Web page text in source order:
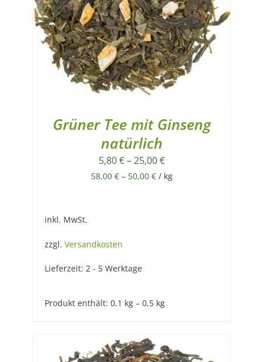
Grüner Tee mit Ginseng
natürlich
5,80€–25,00€
58,00 €– 50,00 €/ kg
inkl. MwSt.
zzgl. Versandkosten
Lieferzeit: 2 - 5 Werktage
Produkt enthält: 0,1 kg – 0,5 kg